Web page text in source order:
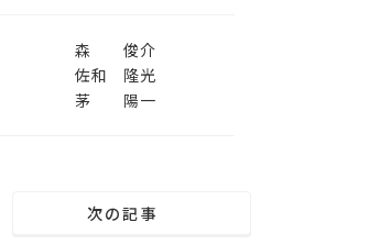
森 俊介
佐和 隆光
茅 陽一
次の記事